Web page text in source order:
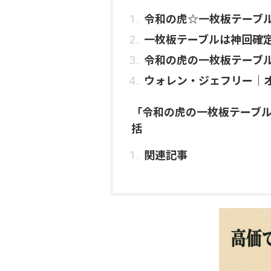
令和の虎☆一枚板テーブ
一枚板テーブルは神回
令和の虎の一枚板テー
ウォレン・ジェフリー｜
「令和の虎の一枚板テー
括
関連記事